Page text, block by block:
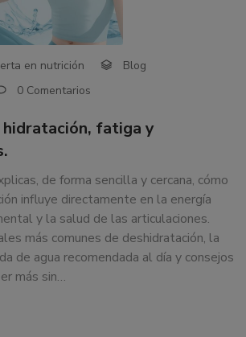
en nutrición
Blog
0 Comentarios
hidratación, fatiga y
de forma sencilla y cercana, cómo
influye directamente en la energía
y la salud de las articulaciones.
más comunes de deshidratación, la
de agua recomendada al día y consejos
más sin…